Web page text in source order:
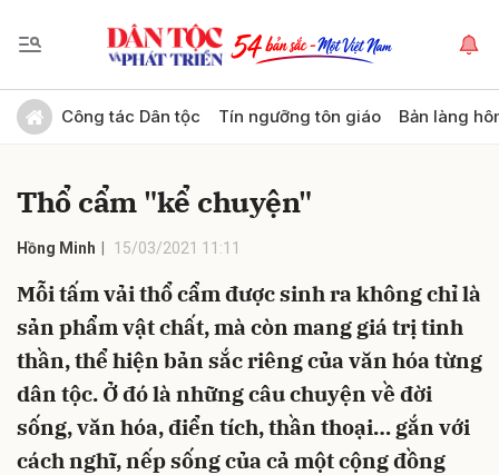
Công tác Dân tộc Tín ngưỡng tôn giáo Bản làng
Thổ cẩm "kể chuyện"
Hồng Minh 15/03/2021 11:11
Mỗi tấm vải thổ cẩm được sinh ra không chỉ là
sản phẩm vật chất, mà còn mang giá trị tinh
thần, thể hiện bản sắc riêng của văn hóa từng
dân tộc. Ở đó là những câu chuyện về đời
sống, văn hóa, điển tích, thần thoại… gắn với
cách nghĩ, nếp sống của cả một cộng đồng
Gửi bình luận
Hủy Gửi